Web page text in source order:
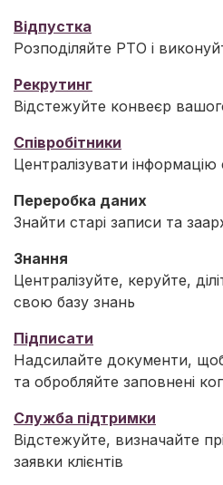
Відпустка
Розподіляйте PTO і
Рекрутинг
Відстежуйте конвеєр
Співробітники
Централізувати інформацію
Переробка даних
Знайти старі записи та
Знання
Централізуйте, керуйте,
свою базу знань
Підписати
Надсилайте документи,
та обробляйте заповнені
Служба підтримки
Відстежуйте, визначайте
заявки клієнтів